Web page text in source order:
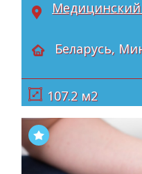
Медицинский
Беларусь,
107.2 м2